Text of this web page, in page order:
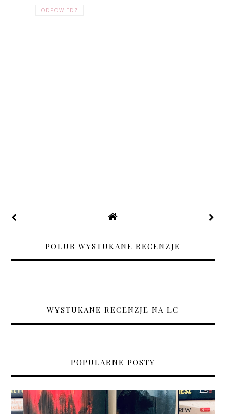
ODPOWIEDZ
POLUB WYSTUKANE RECENZJE
WYSTUKANE RECENZJE NA LC
POPULARNE POSTY